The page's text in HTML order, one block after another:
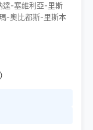
達-塞維利亞-里斯
-奧比都斯-里斯本